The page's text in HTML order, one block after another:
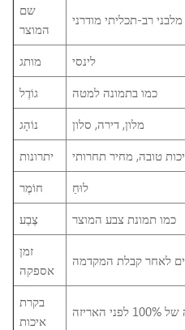
שם
המוצר
מותג
לינסי
גוֹדֶל
כמו בתמונה למטה
נוֹהָג
מלון, דירה, סלון
יתרונות
טובה, מחיר תחרותי
חוֹמֶר
לוּחַ
צֶבַע
כמו תמונת צבע המוצר
זמן
אספקה
בקרת
איכות
האריזה